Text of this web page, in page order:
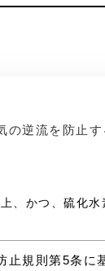
の逆流を防止
、かつ、硫化
止規則第5条に